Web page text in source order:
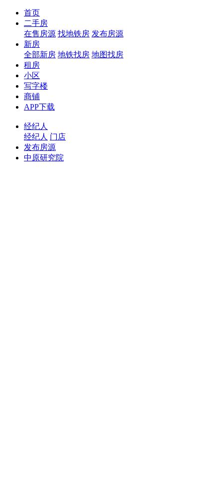
首页
二手房
在售房源 找地铁房 发布房源
新房
全部新房 地铁找房 地图找房
租房
小区
写字楼
商铺
APP下载
经纪人
经纪人 门店
发布房源
中原研究院